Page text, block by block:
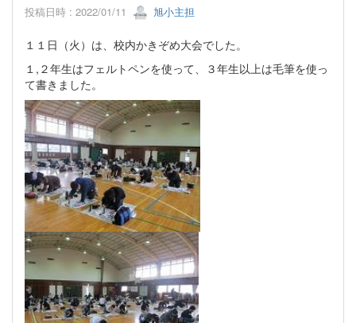
投稿日時 : 2022/01/11 旭小主担
１１日（火）は、校内かきぞめ大会でした。
１,２年生はフェルトペンを使って、３年生以上は毛筆を使っ
て書きました。